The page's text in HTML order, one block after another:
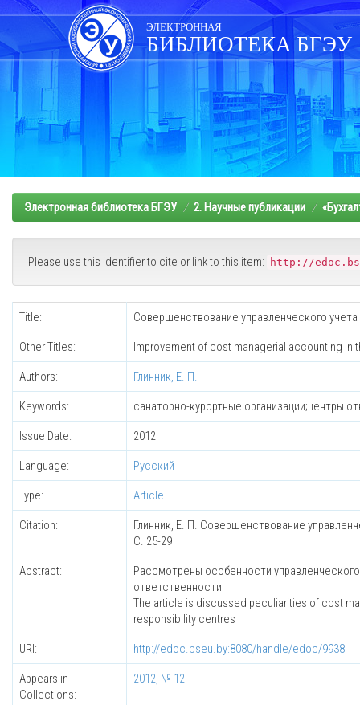
Skip
navigation
ЭЛЕКТРОННАЯ
БИБЛИОТЕКА БГЭУ
Электронная библиотека БГЭУ 2. Научные публикации
Please use this identifier to cite or link to this item: http://
Title: Совершенствование управленческого учета
Other Titles: Improvement of cost managerial accounting in
Authors: Глинник, Е. П.
Keywords: санаторно-курортные организации;центры
Issue Date: 2012
Language: Русский
Type: Article
Citation:
Глинник, Е. П. Совершенствование
С. 25-29
Abstract:
Рассмотрены особенности
ответственности
The article is discussed peculiarities of cost
responsibility centres
URI: http://edoc.bseu.by:8080/handle/edoc/9938
Appears in
Collections:
2012, № 12